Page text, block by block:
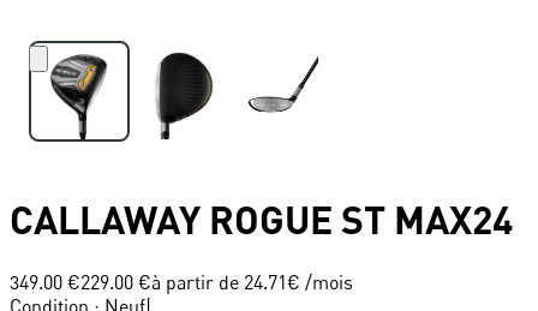
CALLAWAY ROGUE ST MAX24
349.00 €229.00 €à partir de 24.71€ /mois
Condition : Neuf|